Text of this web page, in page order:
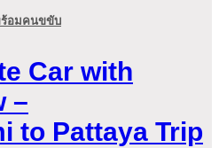
ร้อมคนขขับ
Car with
–
to Pattaya Trip